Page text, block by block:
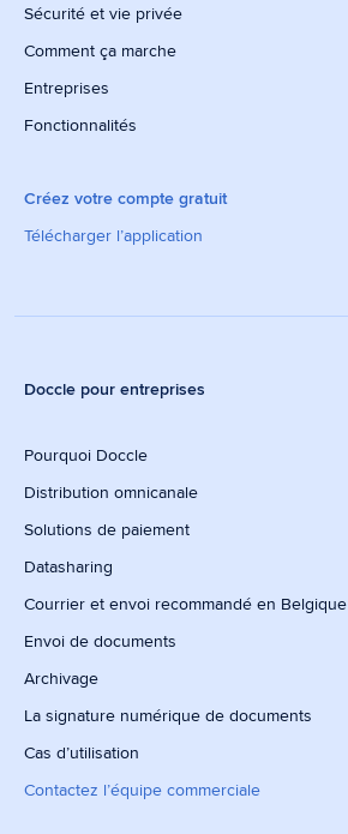
Sécurité et vie privée
Comment ça marche
Entreprises
Fonctionnalités
Créez votre compte gratuit
Télécharger l’application
Doccle pour entreprises
Pourquoi Doccle
Distribution omnicanale
Solutions de paiement
Datasharing
Courrier et envoi recommandé en Belgique
Envoi de documents
Archivage
La signature numérique de documents
Cas d’utilisation
Contactez l’équipe commerciale